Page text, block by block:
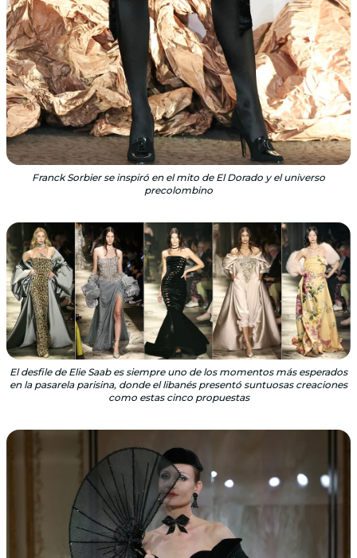
Franck Sorbier se inspiró en el mito de El Dorado y el universo
precolombino
El desfile de Elie Saab es siempre uno de los momentos más esperados
en la pasarela parisina, donde el libanés presentó suntuosas creaciones
como estas cinco propuestas